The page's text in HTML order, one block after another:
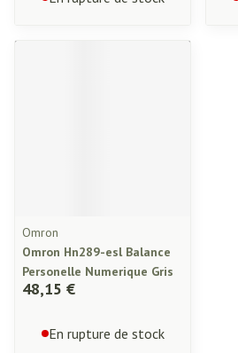
Omron
Omron Hn289-esl Balance
Personelle Numerique Gris
48,15 €
En rupture de stock